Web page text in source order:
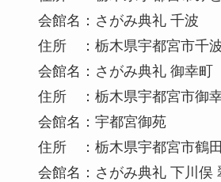
会館名：さがみ典礼 千波
住所 ：栃木県宇都宮市千
会館名：さがみ典礼 御幸町
住所 ：栃木県宇都宮市御
会館名：宇都宮御苑
住所 ：栃木県宇都宮市鶴
会館名：さがみ典礼 下川俣